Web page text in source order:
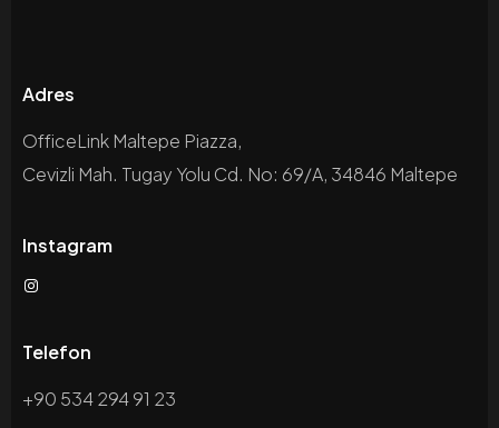
Adres
OfficeLink Maltepe Piazza,
Cevizli Mah. Tugay Yolu Cd. No: 69/A, 34846 Maltepe
Instagram
Telefon
+90 534 294 91 23